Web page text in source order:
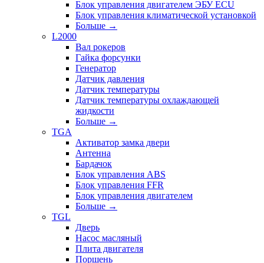
Блок управления двигателем ЭБУ ECU
Блок управления климатической установкой
Больше →
L2000
Вал рокеров
Гайка форсунки
Генератор
Датчик давления
Датчик температуры
Датчик температуры охлаждающей
жидкости
Больше →
TGA
Активатор замка двери
Антенна
Бардачок
Блок управления ABS
Блок управления FFR
Блок управления двигателем
Больше →
TGL
Дверь
Насос масляный
Плита двигателя
Поршень